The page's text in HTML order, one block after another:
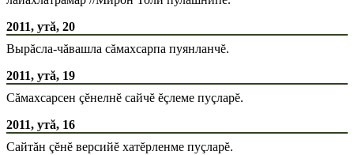
2011, утă, 20
Вырăсла-чăвашла сăмахсарпа пуянланчĕ.
2011, утă, 19
Сăмахсарсен çĕнелнĕ сайчĕ ĕçлеме пуçларĕ.
2011, утă, 16
Сайтăн çĕнĕ версийĕ хатĕрленме пуçларĕ.